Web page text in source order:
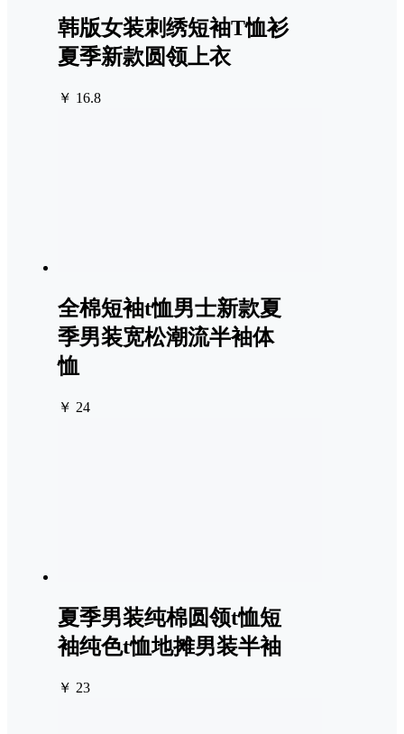
韩版女装刺绣短袖T恤衫
夏季新款圆领上衣
￥ 16.8
全棉短袖t恤男士新款夏
季男装宽松潮流半袖体
恤
￥ 24
夏季男装纯棉圆领t恤短
袖纯色t恤地摊男装半袖
￥ 23